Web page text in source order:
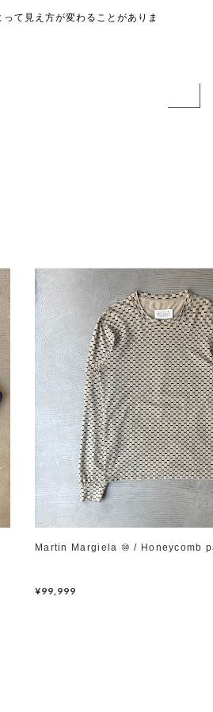
て見え方が変わることがありま
Martin Margiela ⑩ / Honeycomb
¥99,999